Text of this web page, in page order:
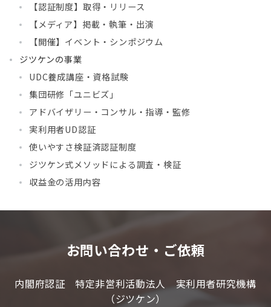
【認証制度】取得・リリース
【メディア】掲載・執筆・出演
【開催】イベント・シンポジウム
ジツケンの事業
UDC養成講座・資格試験
集団研修「ユニビズ」
アドバイザリー・コンサル・指導・監修
実利用者UD認証
使いやすさ検証済認証制度
ジツケン式メソッドによる調査・検証
収益金の活用内容
お問い合わせ・ご依頼
内閣府認証 特定非営利活動法人 実利用者研究機構
（ジツケン）